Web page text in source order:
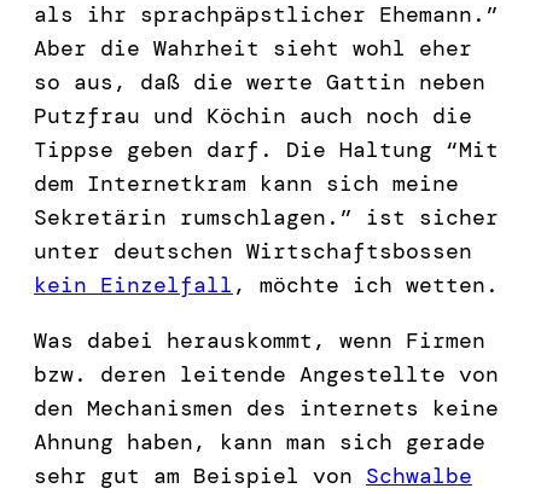
als ihr sprachpäpstlicher Ehemann.”
Aber die Wahrheit sieht wohl eher
so aus, daß die werte Gattin neben
Putzfrau und Köchin auch noch die
Tippse geben darf. Die Haltung “Mit
dem Internetkram kann sich meine
Sekretärin rumschlagen.” ist sicher
unter deutschen Wirtschaftsbossen
kein Einzelfall , möchte ich wetten.
Was dabei herauskommt, wenn Firmen
bzw. deren leitende Angestellte von
den Mechanismen des internets keine
Ahnung haben, kann man sich gerade
sehr gut am Beispiel von Schwalbe